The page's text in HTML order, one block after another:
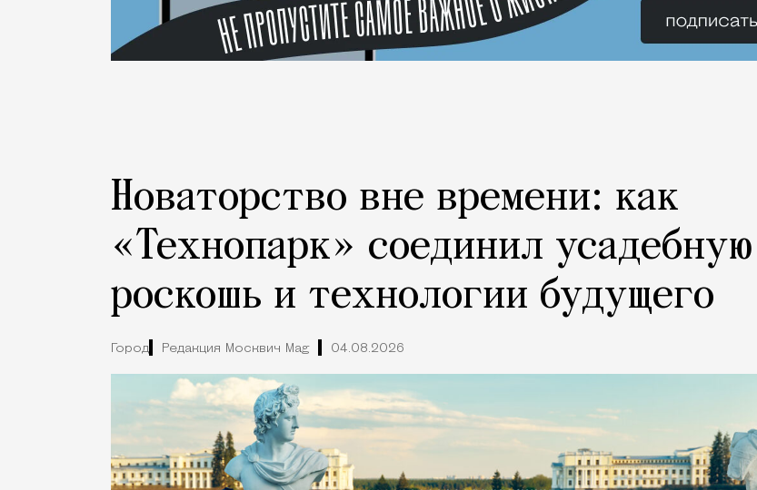
Новаторство вне времени: как
«Технопарк» соединил усадебную
роскошь и технологии будущего
Город Редакция Москвич Mag 04.08.2026